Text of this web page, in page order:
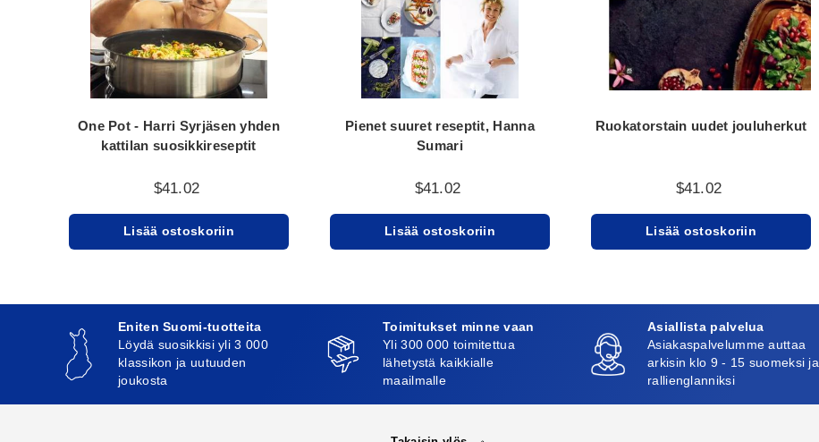
One Pot - Harri Syrjäsen yhden
kattilan suosikkireseptit
$41.02
Lisää ostoskoriin
Pienet suuret reseptit, Hanna
Sumari
$41.02
Lisää ostoskoriin
Ruokatorstain uudet jouluherkut
$41.02
Lisää ostoskoriin
Eniten Suomi-tuotteita
Löydä suosikkisi yli 3 000
klassikon ja uutuuden
joukosta
Toimitukset minne vaan
Yli 300 000 toimitettua
lähetystä kaikkialle
maailmalle
Asiallista palvelua
Asiakaspalvelumme auttaa
arkisin klo 9 - 15 suomeksi ja
rallienglanniksi